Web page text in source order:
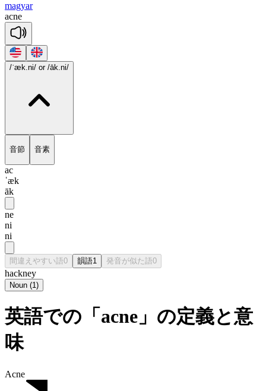
magyar
acne
/ˈæk.ni/ or /āk.ni/
音節 音素
ac
ˈæk
āk
ne
ni
ni
間違えやすい語0 韻語1 発音が似た語0
hackney
Noun (1)
英語での「acne」の定義と意
味
Acne